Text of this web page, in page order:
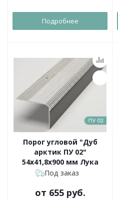
Подробнее
Порог угловой "Дуб
арктик ПУ 02"
54х41,8х900 мм Лука
Под заказ
от 655 руб.